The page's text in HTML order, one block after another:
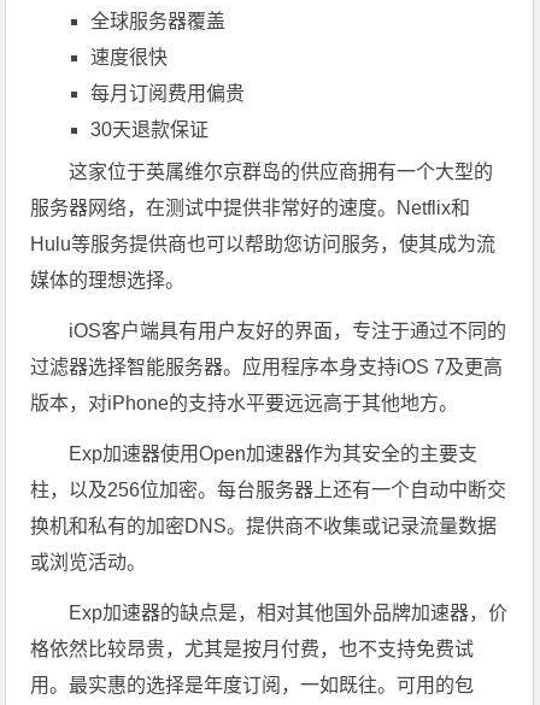
全球服务器覆盖
速度很快
每月订阅费用偏贵
30天退款保证
这家位于英属维尔京群岛的供应商拥有一个大型的
服务器网络，在测试中提供非常好的速度。Netflix和
Hulu等服务提供商也可以帮助您访问服务，使其成为流
媒体的理想选择。
iOS客户端具有用户友好的界面，专注于通过不同的
过滤器选择智能服务器。应用程序本身支持iOS 7及更高
版本，对iPhone的支持水平要远远高于其他地方。
Exp加速器使用Open加速器作为其安全的主要支
柱，以及256位加密。每台服务器上还有一个自动中断交
换机和私有的加密DNS。提供商不收集或记录流量数据
或浏览活动。
Exp加速器的缺点是，相对其他国外品牌加速器，价
格依然比较昂贵，尤其是按月付费，也不支持免费试
用。最实惠的选择是年度订阅，一如既往。可用的包